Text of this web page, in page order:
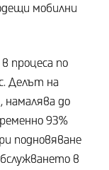
мобилни
процеса по
Делът на
до
93%
подновяване
в